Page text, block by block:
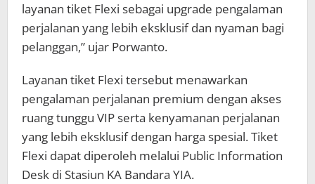
layanan tiket Flexi sebagai upgrade pengalaman
perjalanan yang lebih eksklusif dan nyaman bagi
pelanggan,” ujar Porwanto.
Layanan tiket Flexi tersebut menawarkan
pengalaman perjalanan premium dengan akses
ruang tunggu VIP serta kenyamanan perjalanan
yang lebih eksklusif dengan harga spesial. Tiket
Flexi dapat diperoleh melalui Public Information
Desk di Stasiun KA Bandara YIA.